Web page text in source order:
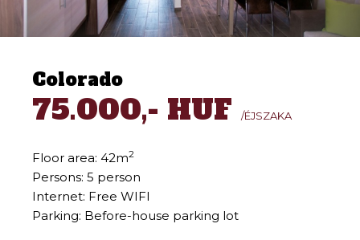
Colorado
75.000,- HUF/ÉJSZAKA
Floor area: 42m2
Persons: 5 person
Internet: Free WIFI
Parking: Before-house parking lot